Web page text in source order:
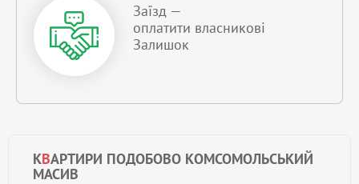
КВАРТИРИ ПОДОБОВО КОМСОМОЛЬСЬКИЙ
МАСИВ
Заїзд —
оплатити власникові
Залишок